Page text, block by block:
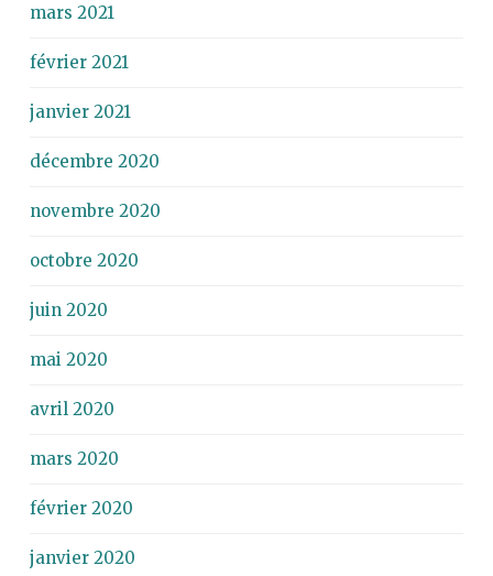
mars 2021
février 2021
janvier 2021
décembre 2020
novembre 2020
octobre 2020
juin 2020
mai 2020
avril 2020
mars 2020
février 2020
janvier 2020